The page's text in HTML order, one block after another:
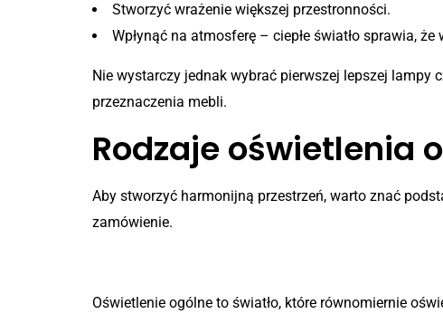
Stworzyć wrażenie większej przestronności.
Wpłynąć na atmosferę – ciepłe światło sprawia,
Nie wystarczy jednak wybrać pierwszej lepszej lampy
przeznaczenia mebli.
Rodzaje oświetlenia
Aby stworzyć harmonijną przestrzeń, warto znać
zamówienie.
Oświetlenie ogólne to światło, które równomiernie